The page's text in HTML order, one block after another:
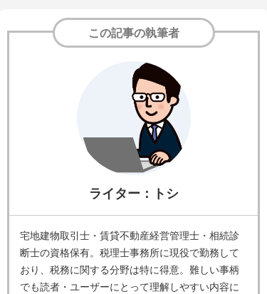
この記事の執筆者
ライター：トシ
宅地建物取引士・賃貸不動産経営管理士・相続診
断士の資格保有。税理士事務所に現役で勤務して
おり、税務に関する分野は特に得意。難しい事柄
でも読者・ユーザーにとって理解しやすい内容に